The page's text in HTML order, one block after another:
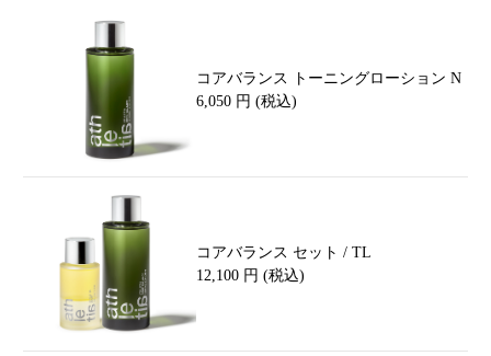
コアバランス トーニングローション N
6,050 円 (税込)
コアバランス セット / TL
12,100 円 (税込)